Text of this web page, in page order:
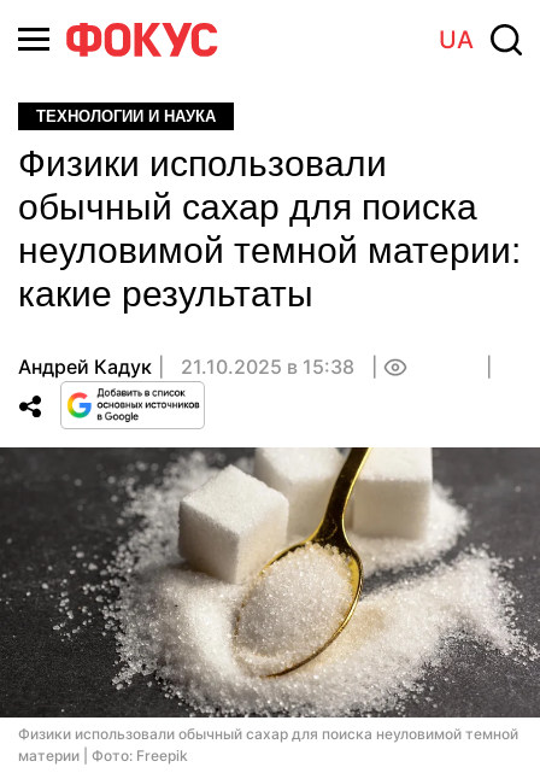
UA
ТЕХНОЛОГИИ И НАУКА
Физики использовали
обычный сахар для поиска
неуловимой темной материи:
какие результаты
Андрей Кадук 21.10.2025 в 15:38
Физики использовали обычный сахар для поиска неуловимой темной
материи | Фото: Freepik